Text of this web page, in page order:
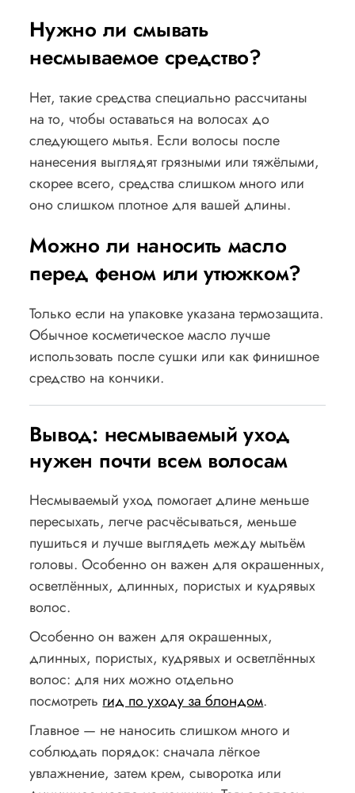
Нужно ли смывать
несмываемое средство?
Нет, такие средства специально рассчитаны
на то, чтобы оставаться на волосах до
следующего мытья. Если волосы после
нанесения выглядят грязными или тяжёлыми,
скорее всего, средства слишком много или
оно слишком плотное для вашей длины.
Можно ли наносить масло
перед феном или утюжком?
Только если на упаковке указана термозащита.
Обычное косметическое масло лучше
использовать после сушки или как финишное
средство на кончики.
Вывод: несмываемый уход
нужен почти всем волосам
Несмываемый уход помогает длине меньше
пересыхать, легче расчёсываться, меньше
пушиться и лучше выглядеть между мытьём
головы. Особенно он важен для окрашенных,
осветлённых, длинных, пористых и кудрявых
волос.
Особенно он важен для окрашенных,
длинных, пористых, кудрявых и осветлённых
волос: для них можно отдельно
посмотретьгид по уходу за блондом.
Главное — не наносить слишком много и
соблюдать порядок: сначала лёгкое
увлажнение, затем крем, сыворотка или